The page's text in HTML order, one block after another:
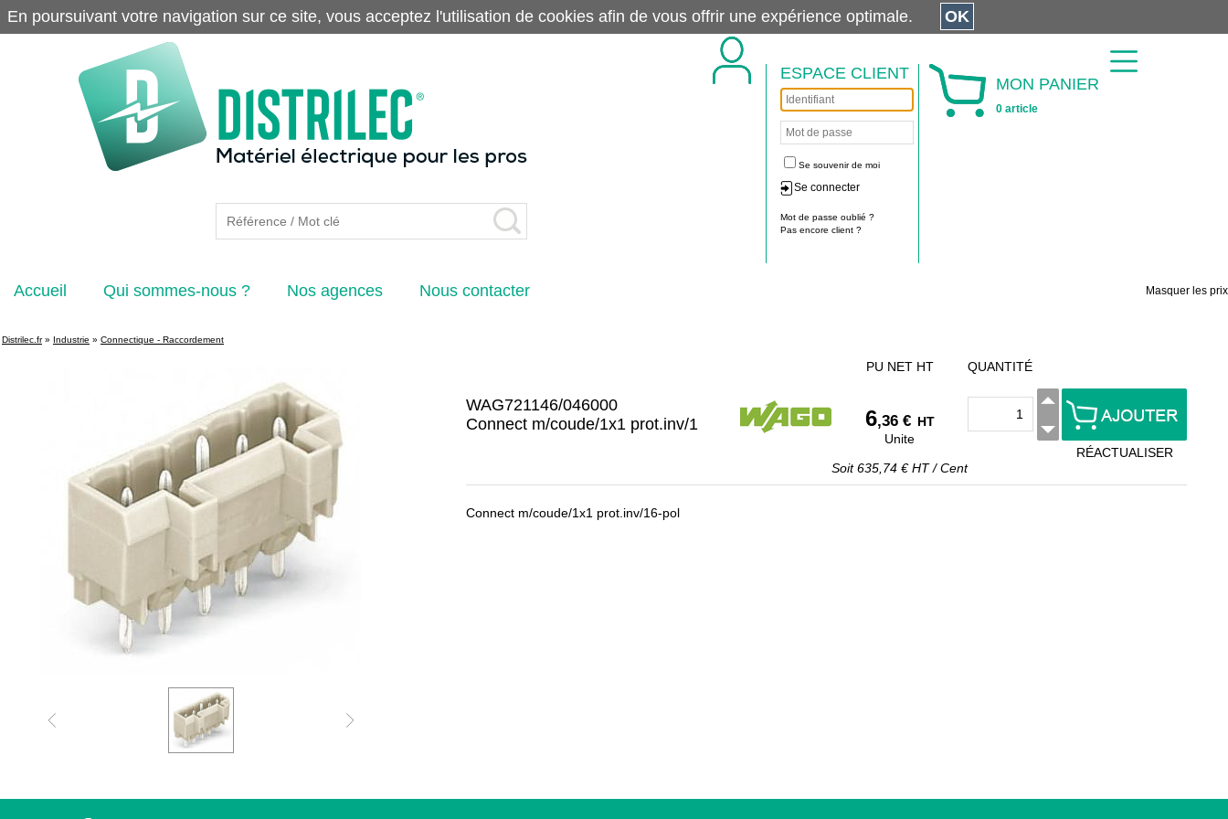
ESPACE CLIENT
Se souvenir de moi
Se connecter
Mot de passe oublié ?
Pas encore client ?
MON PANIER
0 article
Accueil Qui sommes-nous ? Nos agences Nous contacter Masquer les prix
Distrilec.fr» Industrie » Connectique - Raccordement
WAG721146/046000
Connect m/coude/1x1 prot.inv/1
PU NET HT
6,36 € HT
Unite
Soit635,74 € HT/Cent
QUANTITÉ
RÉACTUALISER
Connect m/coude/1x1 prot.inv/16-pol
En poursuivant votre navigation sur ce site, vous acceptez l'utilisation de cookies afin de vous offrir une expérience optimale. OK